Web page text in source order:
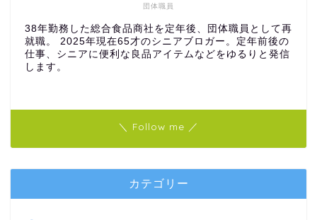
団体職員
38年勤務した総合食品商社を定年後、団体職員として再
就職。 2025年現在65才のシニアブロガー。定年前後の
仕事、シニアに便利な良品アイテムなどをゆるりと発信
します。
＼ Follow me ／
カテゴリー